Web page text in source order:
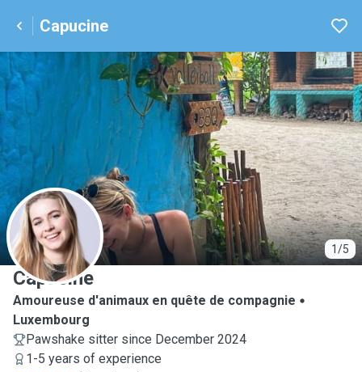
Capucine
1/5
C
Capucine
Amoureuse d'animaux en quête de compagnie
Luxembourg
Pawshake sitter since December 2024
1-5 years of experience